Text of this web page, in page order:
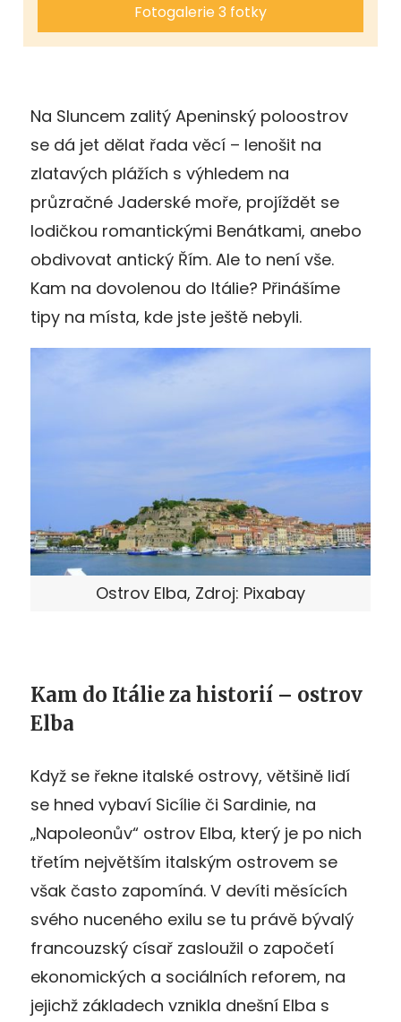
Fotogalerie 3 fotky
Na Sluncem zalitý Apeninský poloostrov
se dá jet dělat řada věcí – lenošit na
zlatavých plážích s výhledem na
průzračné Jaderské moře, projíždět se
lodičkou romantickými Benátkami, anebo
obdivovat antický Řím. Ale to není vše.
Kam na dovolenou do Itálie? Přinášíme
tipy na místa, kde jste ještě nebyli.
Ostrov Elba, Zdroj: Pixabay
Kam do Itálie za historií – ostrov
Elba
Když se řekne italské ostrovy, většině lidí
se hned vybaví Sicílie či Sardinie, na
„Napoleonův“ ostrov Elba, který je po nich
třetím největším italským ostrovem se
však často zapomíná. V devíti měsících
svého nuceného exilu se tu právě bývalý
francouzský císař zasloužil o započetí
ekonomických a sociálních reforem, na
jejichž základech vznikla dnešní Elba s